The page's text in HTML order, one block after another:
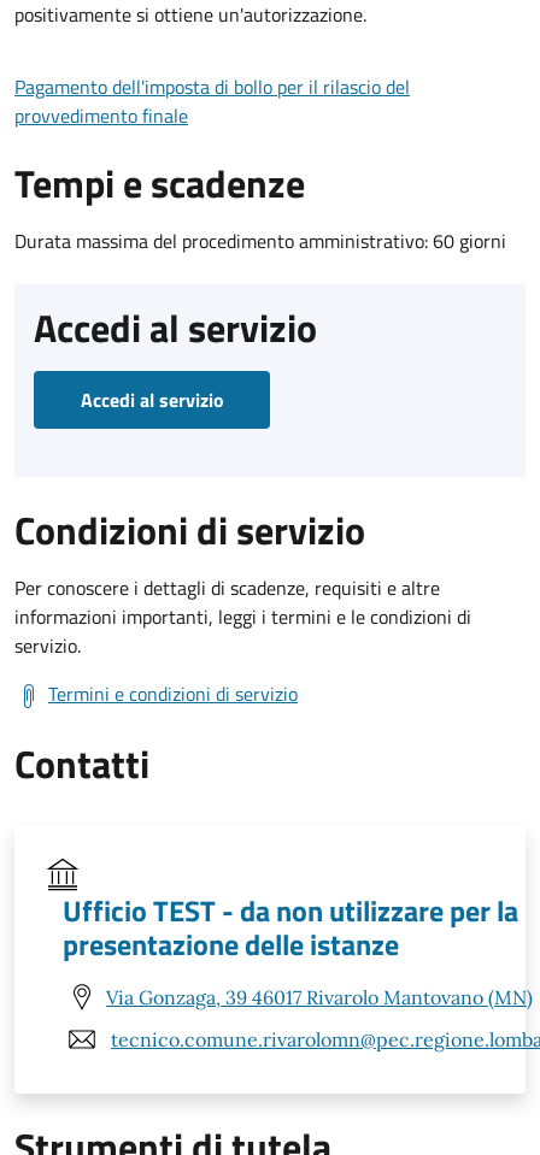
positivamente si ottiene un'autorizzazione.
Pagamento dell'imposta di bollo per il rilascio del
provvedimento finale
Tempi e scadenze
Durata massima del procedimento amministrativo: 60 giorni
Accedi al servizio
Accedi al servizio
Condizioni di servizio
Per conoscere i dettagli di scadenze, requisiti e altre
informazioni importanti, leggi i termini e le condizioni di
servizio.
Termini e condizioni di servizio
Contatti
Ufficio TEST - da non utilizzare per la
presentazione delle istanze
Via Gonzaga, 39 46017 Rivarolo Mantovano (MN)